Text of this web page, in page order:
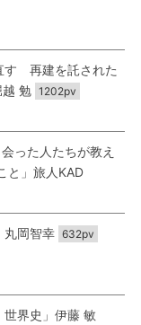
す 再建を託された
勉 1202pv
った人たちが教え
と」旅人KAD
丸岡智幸 632pv
世界史」伊藤 敏